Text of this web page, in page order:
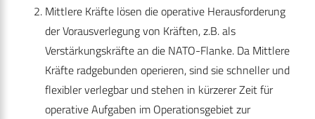
Mittlere Kräfte lösen die operative Herausforderung
der Vorausverlegung von Kräften, z.B. als
Verstärkungskräfte an die NATO-Flanke. Da Mittlere
Kräfte radgebunden ope­rieren, sind sie schneller und
flexibler verlegbar und stehen in kürzerer Zeit für
operative Aufgaben im Operationsgebiet zur